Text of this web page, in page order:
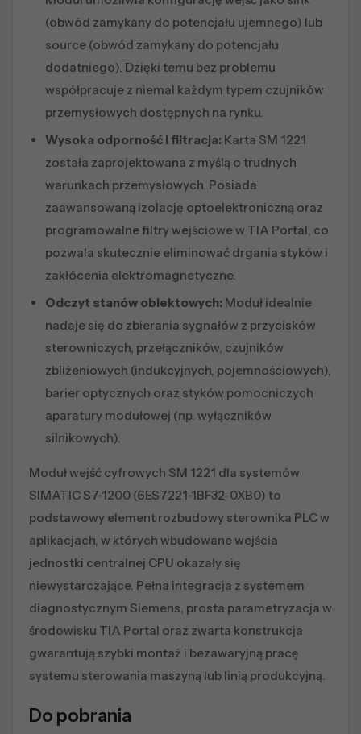
(obwód zamykany do potencjału ujemnego) lub
source (obwód zamykany do potencjału
dodatniego). Dzięki temu bez problemu
współpracuje z niemal każdym typem czujników
przemysłowych dostępnych na rynku.
Wysoka odporność i filtracja: Karta SM 1221
została zaprojektowana z myślą o trudnych
warunkach przemysłowych. Posiada
zaawansowaną izolację optoelektroniczną oraz
programowalne filtry wejściowe w TIA Portal, co
pozwala skutecznie eliminować drgania styków i
zakłócenia elektromagnetyczne.
Odczyt stanów obiektowych: Moduł idealnie
nadaje się do zbierania sygnałów z przycisków
sterowniczych, przełączników, czujników
zbliżeniowych (indukcyjnych, pojemnościowych),
barier optycznych oraz styków pomocniczych
aparatury modułowej (np. wyłączników
silnikowych).
Moduł wejść cyfrowych SM 1221 dla systemów
SIMATIC S7-1200 (6ES7221-1BF32-0XB0) to
podstawowy element rozbudowy sterownika PLC w
aplikacjach, w których wbudowane wejścia
jednostki centralnej CPU okazały się
niewystarczające. Pełna integracja z systemem
diagnostycznym Siemens, prosta parametryzacja w
środowisku TIA Portal oraz zwarta konstrukcja
gwarantują szybki montaż i bezawaryjną pracę
systemu sterowania maszyną lub linią produkcyjną.
Do pobrania